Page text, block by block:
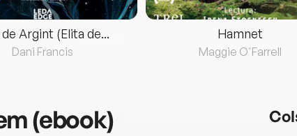
de Argint (Elita de...
Dani Francis
Hamnet
Maggie O'Farrell
(ebook)